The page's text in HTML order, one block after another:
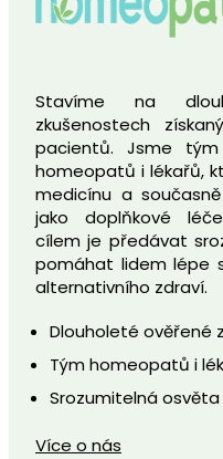
Stavíme na
zkušenostech
pacientů. Jsme
homeopatů i lékařů,
medicínu a
jako doplňkové
cílem je předávat
pomáhat lidem lépe
alternativního zdraví.
Dlouholeté ověřené
Tým homeopatů i
Srozumitelná
Více o nás